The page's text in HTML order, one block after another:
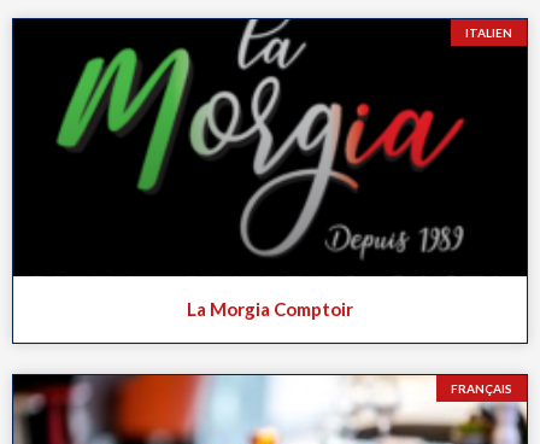
ITALIEN
La Morgia Comptoir
FRANÇAIS